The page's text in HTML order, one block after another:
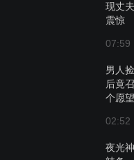
现丈
震惊
07:59
男人
后竟
个愿望
02:52
夜光